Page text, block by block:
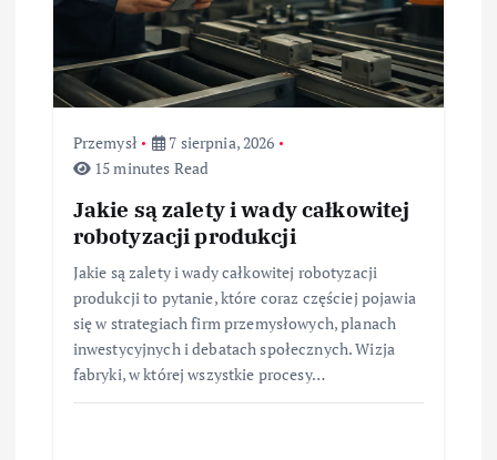
Przemysł
7 sierpnia, 2026
15 minutes Read
Jakie są zalety i wady całkowitej
robotyzacji produkcji
Jakie są zalety i wady całkowitej robotyzacji
produkcji to pytanie, które coraz częściej pojawia
się w strategiach firm przemysłowych, planach
inwestycyjnych i debatach społecznych. Wizja
fabryki, w której wszystkie procesy…